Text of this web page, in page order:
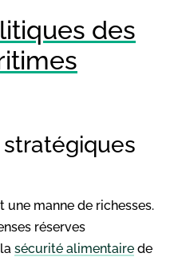
des
une manne de richesses.
réserves
sécurité alimentaire de